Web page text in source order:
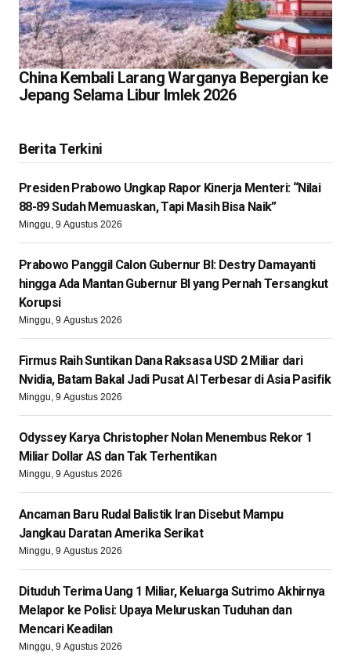
China Kembali Larang Warganya Bepergian ke
Jepang Selama Libur Imlek 2026
Berita Terkini
Presiden Prabowo Ungkap Rapor Kinerja Menteri: “Nilai
88-89 Sudah Memuaskan, Tapi Masih Bisa Naik”
Minggu, 9 Agustus 2026
Prabowo Panggil Calon Gubernur BI: Destry Damayanti
hingga Ada Mantan Gubernur BI yang Pernah Tersangkut
Korupsi
Minggu, 9 Agustus 2026
Firmus Raih Suntikan Dana Raksasa USD 2 Miliar dari
Nvidia, Batam Bakal Jadi Pusat AI Terbesar di Asia Pasifik
Minggu, 9 Agustus 2026
Odyssey Karya Christopher Nolan Menembus Rekor 1
Miliar Dollar AS dan Tak Terhentikan
Minggu, 9 Agustus 2026
Ancaman Baru Rudal Balistik Iran Disebut Mampu
Jangkau Daratan Amerika Serikat
Minggu, 9 Agustus 2026
Dituduh Terima Uang 1 Miliar, Keluarga Sutrimo Akhirnya
Melapor ke Polisi: Upaya Meluruskan Tuduhan dan
Mencari Keadilan
Minggu, 9 Agustus 2026